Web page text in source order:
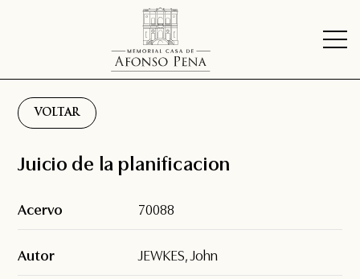
VOLTAR
Juicio de la planificacion
Acervo 70088
Autor JEWKES, John